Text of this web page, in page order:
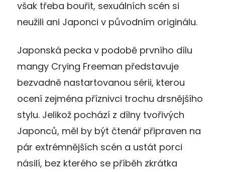
však třeba bouřit, sexuálních scén si
neužili ani Japonci v původním originálu.
Japonská pecka v podobě prvního dílu
mangy Crying Freeman představuje
bezvadně nastartovanou sérii, kterou
ocení zejména příznivci trochu drsnějšího
stylu. Jelikož pochází z dílny tvořivých
Japonců, měl by být čtenář připraven na
pár extrémnějších scén a ustát porci
násilí, bez kterého se příběh zkrátka